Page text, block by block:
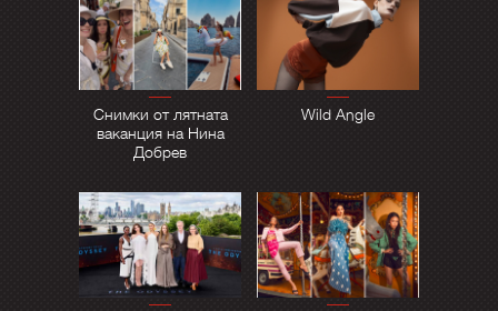
Снимки от лятната
ваканция на Нина
Добрев
Wild Angle